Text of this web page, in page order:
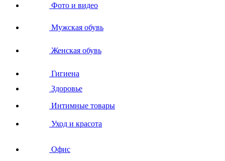
Фото и видео
Мужская обувь
Женская обувь
Гигиена
Здоровье
Интимные товары
Уход и красота
Офис